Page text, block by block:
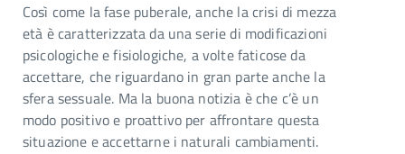
Così come la fase puberale, anche la crisi di mezza
età è caratterizzata da una serie di modificazioni
psicologiche e fisiologiche, a volte faticose da
accettare, che riguardano in gran parte anche la
sfera sessuale. Ma la buona notizia è che c’è un
modo positivo e proattivo per affrontare questa
situazione e accettarne i naturali cambiamenti.